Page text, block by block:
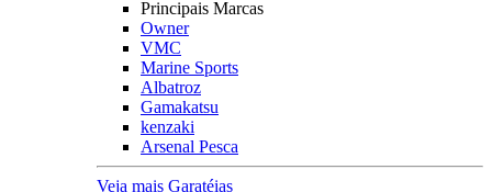
Principais Marcas
Owner
VMC
Marine Sports
Albatroz
Gamakatsu
kenzaki
Arsenal Pesca
Veja mais Garatéias